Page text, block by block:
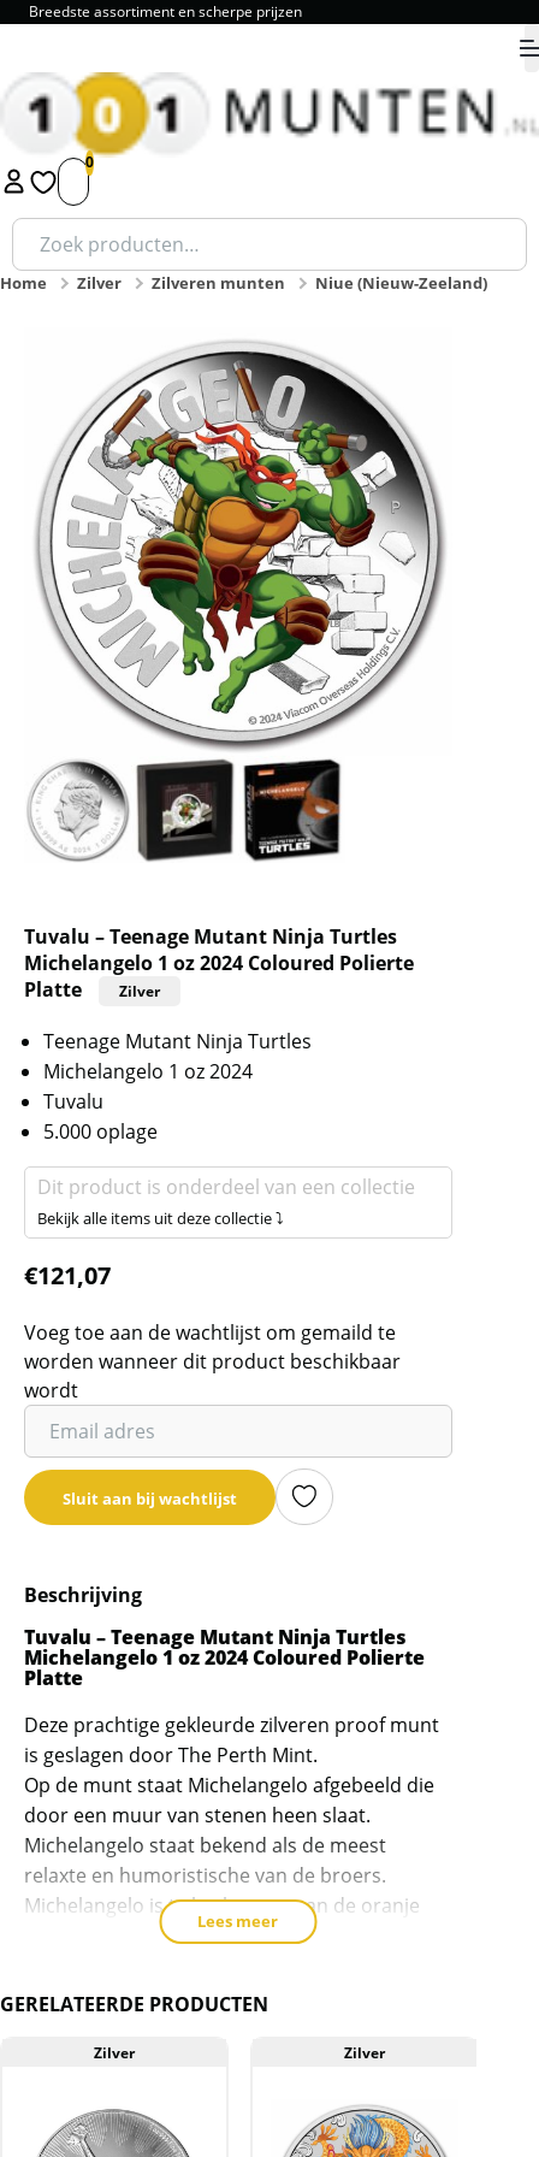
Breedste assortiment en scherpe prijzen
1 2 3 4 5 9.8
Zoeken
naar:
Home Zilver Zilveren munten Niue (Nieuw-Zeeland)
Tuvalu – Teenage Mutant Ninja Turtles
Michelangelo 1 oz 2024 Coloured Polierte
Platte
Zilver
Teenage Mutant Ninja Turtles
Michelangelo 1 oz 2024
Tuvalu
5.000 oplage
Dit product is onderdeel van een collectie
Bekijk alle items uit deze collectie ⤵
€121,07
Voeg toe aan de wachtlijst om gemaild te
worden wanneer dit product beschikbaar
wordt
Vul
je
email
adres
de
wachtlijst
voor
dit
product
toe
te
voegen
Sluit aan bij wachtlijst
Beschrijving
Tuvalu – Teenage Mutant Ninja Turtles
Michelangelo 1 oz 2024 Coloured Polierte
Platte
Deze prachtige gekleurde zilveren proof munt
is geslagen door The Perth Mint.
Op de munt staat Michelangelo afgebeeld die
door een muur van stenen heen slaat.
Michelangelo staat bekend als de meest
relaxte en humoristische van de broers.
Michelangelo is te herkennen aan de oranje
Charles III, de munteenheid, het gewicht, de
De munt bevat een zilvergehalte van .9999 en
De munt is geslagen in een oplage van slechts
5.000 munten!
Lees meer
GERELATEERDE PRODUCTEN
Zilver Zilver